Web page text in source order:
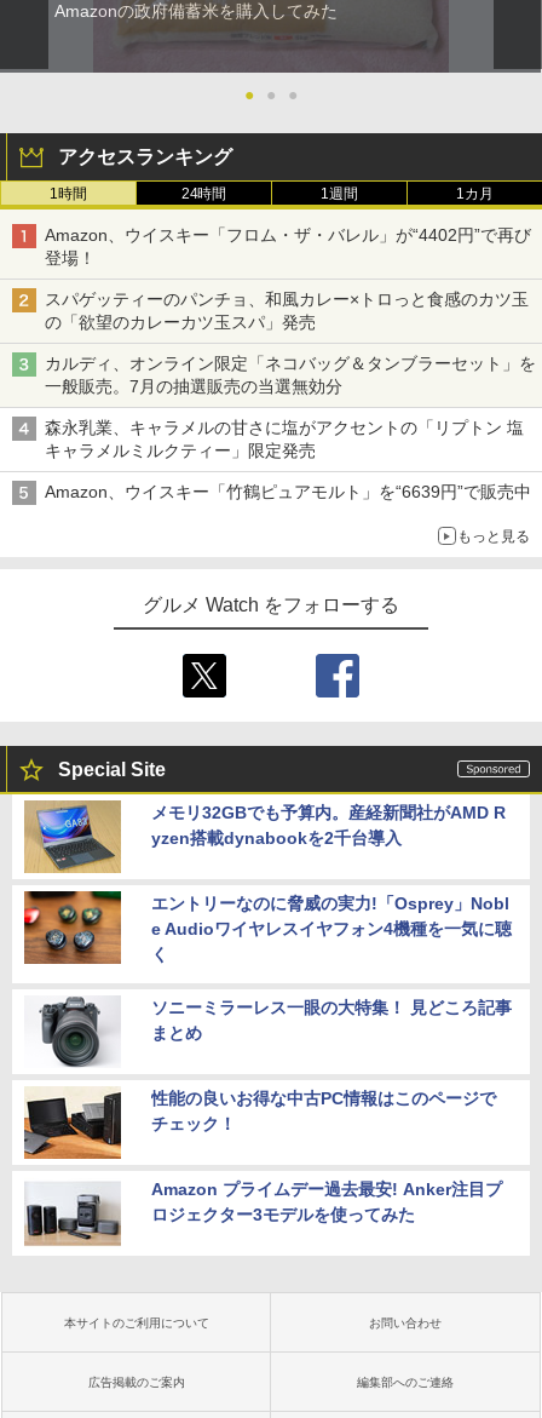
Amazonの政府備蓄米を購入してみた
● ● ●
アクセスランキング
1時間 24時間 1週間 1カ月
Amazon、ウイスキー「フロム・ザ・バレル」が“4402円”で再び
登場！
スパゲッティーのパンチョ、和風カレー×トロっと食感のカツ玉
の「欲望のカレーカツ玉スパ」発売
カルディ、オンライン限定「ネコバッグ＆タンブラーセット」を
一般販売。7月の抽選販売の当選無効分
森永乳業、キャラメルの甘さに塩がアクセントの「リプトン 塩
キャラメルミルクティー」限定発売
Amazon、ウイスキー「竹鶴ピュアモルト」を“6639円”で販売中
もっと見る
グルメ Watch をフォローする
Special Site
メモリ32GBでも予算内。産経新聞社がAMD R
yzen搭載dynabookを2千台導入
エントリーなのに脅威の実力!「Osprey」Nobl
e Audioワイヤレスイヤフォン4機種を一気に聴
く
ソニーミラーレス一眼の大特集！ 見どころ記事
まとめ
性能の良いお得な中古PC情報はこのページで
チェック！
Amazon プライムデー過去最安! Anker注目プ
ロジェクター3モデルを使ってみた
本サイトのご利用について お問い合わせ
広告掲載のご案内 編集部へのご連絡